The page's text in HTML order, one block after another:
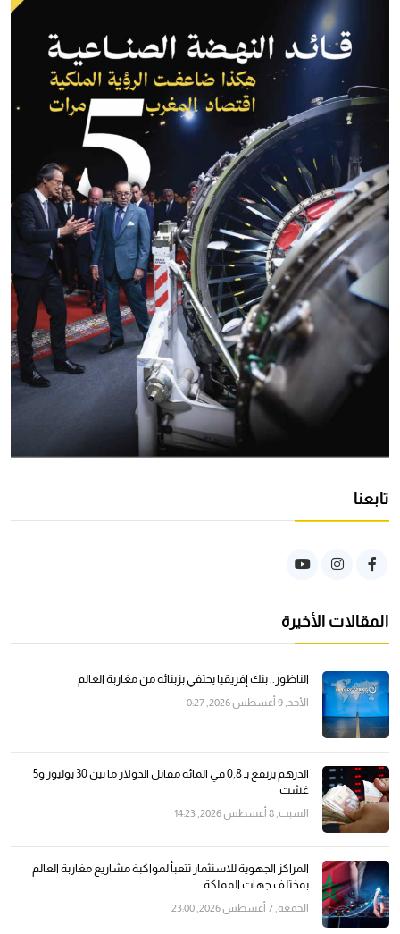
تابعنا
المقالات الأخيرة
الناظور.. بنك إفريقيا يحتفي بزبنائه من مغاربة العالم
الأحد, 9 أغسطس 2026, 0:27
الدرهم يرتفع بـ 0,8 في المائة مقابل الدولار ما بين 30 يوليوز و5
غشت
السبت, 8 أغسطس 2026, 14:23
المراكز الجهوية للاستثمار تتعبأ لمواكبة مشاريع مغاربة العالم
بمختلف جهات المملكة
الجمعة, 7 أغسطس 2026, 23:00